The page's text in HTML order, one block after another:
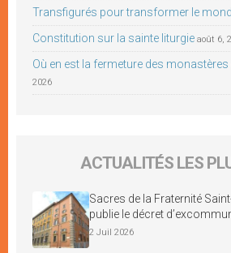
Transfigurés pour transformer le
Constitution sur la sainte liturgie août 6,
Où en est la fermeture des monastères
2026
ACTUALITÉS LES
Sacres de la Fraternité
publie le décret
2 Juil 2026